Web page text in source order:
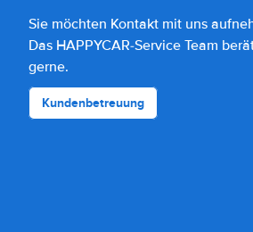
Sie möchten Kontakt mit uns
Das HAPPYCAR-Service Team
gerne.
Kundenbetreuung